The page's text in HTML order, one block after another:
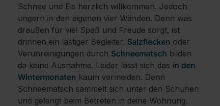
Schnee und Eis herzlich willkommen. Jedoch
ungern in den eigenen vier Wänden. Denn was
draußen für viel Spaß und Freude sorgt, ist
drinnen ein lästiger Begleiter. Salzflecken oder
Verunreinigungen durch Schneematsch bilden
da keine Ausnahme. Leider lässt sich das in den
Wintermonaten kaum vermeiden. Denn
Schneematsch sammelt sich unter den Schuhen
und gelangt beim Betreten in deine Wohnung.